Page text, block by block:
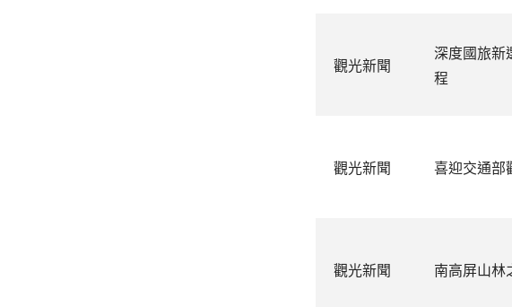
觀光新聞
深度國旅
程
觀光新聞 喜迎交通部
觀光新聞 南高屏山林